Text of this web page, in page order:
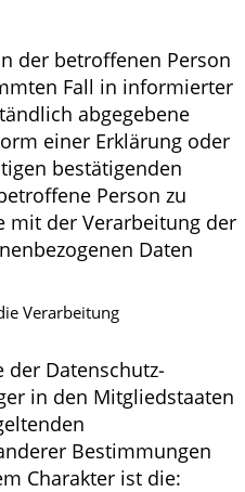
der betroffenen Person
Fall in informierter
abgegebene
einer Erklärung oder
bestätigenden
Person zu
mit der Verarbeitung der
Daten
Verarbeitung
Datenschutz-
in den Mitgliedstaaten
Bestimmungen
Charakter ist die: